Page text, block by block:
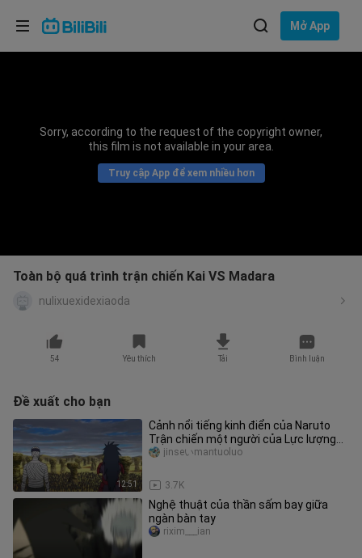
Mở App
Sorry, according to the request of the copyright owner,
this film is not available in your area.
Truy cập App để xem nhiều hơn
Toàn bộ quá trình trận chiến Kai VS Madara
nulixuexidexiaoda
54 Yêu thích Tải Bình luận
Đề xuất cho bạn
12:51
Cảnh nổi tiếng kinh điển của Naruto
Trận chiến một người của Lực lượng
Đồng minh Năm Kage và sự xuất
3.7K
jinseいmantuoluo
Nghệ thuật của thần sấm bay giữa
ngàn bàn tay
rixim___ian
Lựa chọn ngôn ngữ
Bahasa Indonesia